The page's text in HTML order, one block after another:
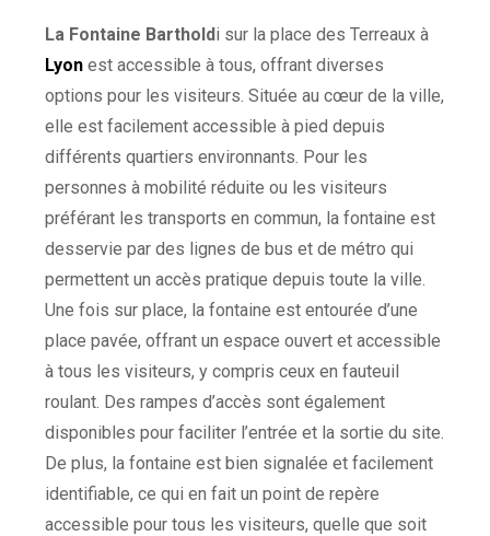
La Fontaine Bartholdi sur la place des Terreaux à
Lyon est accessible à tous, offrant diverses
options pour les visiteurs. Située au cœur de la ville,
elle est facilement accessible à pied depuis
différents quartiers environnants. Pour les
personnes à mobilité réduite ou les visiteurs
préférant les transports en commun, la fontaine est
desservie par des lignes de bus et de métro qui
permettent un accès pratique depuis toute la ville.
Une fois sur place, la fontaine est entourée d’une
place pavée, offrant un espace ouvert et accessible
à tous les visiteurs, y compris ceux en fauteuil
roulant. Des rampes d’accès sont également
disponibles pour faciliter l’entrée et la sortie du site.
De plus, la fontaine est bien signalée et facilement
identifiable, ce qui en fait un point de repère
accessible pour tous les visiteurs, quelle que soit